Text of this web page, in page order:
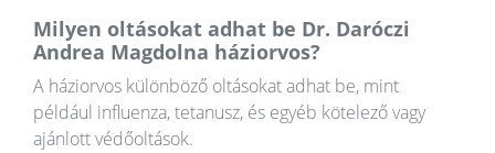
Milyen oltásokat adhat be Dr. Daróczi
Andrea Magdolna háziorvos?
A háziorvos különböző oltásokat adhat be, mint
például influenza, tetanusz, és egyéb kötelező vagy
ajánlott védőoltások.